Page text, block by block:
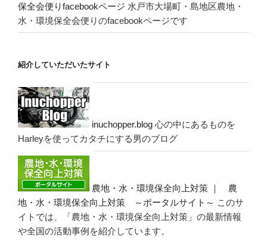
保全会便りfacebookページ 水戸市大場町・島地区農地・
水・環境保全会便りのfacebookページです
紹介していただいたサイト
inuchopper.blog 心の中にあるものを
Harleyを使ってカタチにする男のブログ
農地・水・環境保全向上対策 ｜ 農
地・水・環境保全向上対策 ～ポータルサイト～ このサ
イトでは、「農地・水・環境保全向上対策」の最新情報
や全国の活動事例を紹介しています。